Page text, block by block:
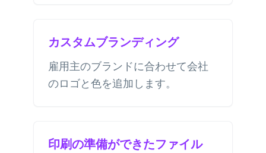
カスタムブランディング
雇用主のブランドに合わせて会社
のロゴと色を追加します。
印刷の準備ができたファイル